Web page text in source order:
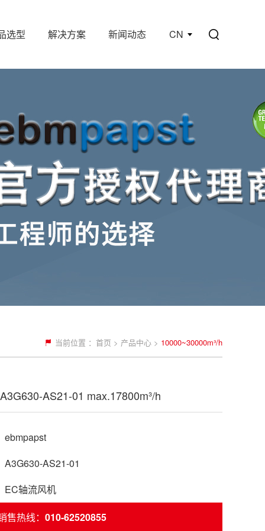
CN
选型 解决方案 新闻动态
当前位置 ： 首页 > 产品中心 > 10000~30000m³/h
AS21-01 max.17800m³/h
ebmpapst
A3G630-AS21-01
EC轴流风机
售热线： 010-62520855